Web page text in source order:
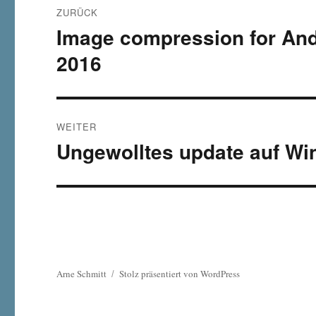
ZURÜCK
Vorheriger
Beitrag:
Image compression for
2016
WEITER
Nächster
Beitrag:
Ungewolltes update auf
Arne Schmitt Stolz präsentiert von WordPress